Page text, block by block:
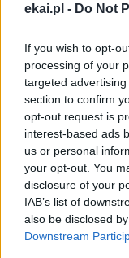
ekai.pl - Do Not
If you wish to opt-
processing of your
targeted
section to confirm
opt-out request is
interest-based ads
us or personal
your opt-out. You
disclosure of your
IAB’s list of
also be disclosed
Downstream